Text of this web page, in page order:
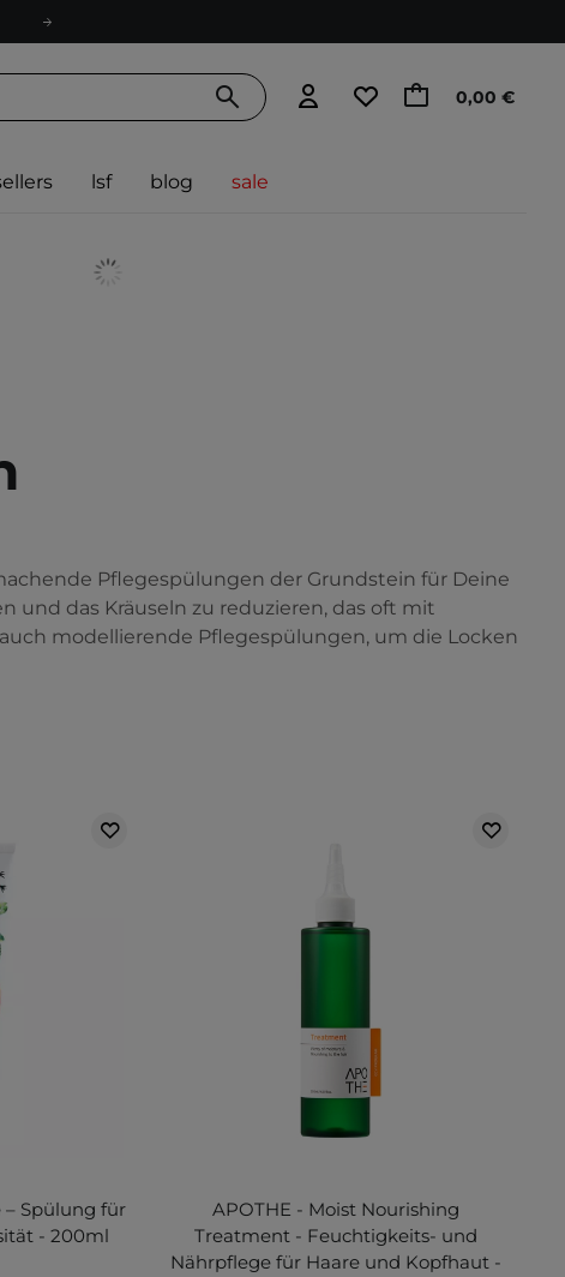
0,00 €
lsf blog sale
Pflegespülungen der Grundstein für Deine
und das Kräuseln zu reduzieren, das oft mit
modellierende Pflegespülungen, um die Locken
– Spülung für
- 200ml
APOTHE - Moist Nourishing
Treatment - Feuchtigkeits- und
Nährpflege für Haare und Kopfhaut -